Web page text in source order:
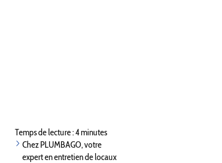
Temps de lecture : 4 minutes
Chez PLUMBAGO, votre
expert en entretien de locaux